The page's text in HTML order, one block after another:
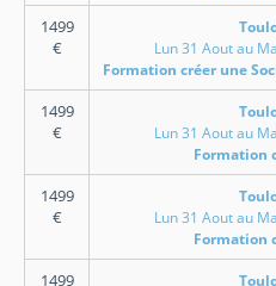
1499
€
Lun 31 Aout au
Formation créer une
1499
€
Lun 31 Aout au
Formation
1499
€
Lun 31 Aout au
Formation
1499